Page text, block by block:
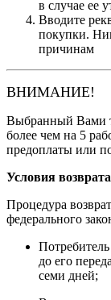
в случае ее
Вводите
покупки.
причинам
ВНИМАНИЕ!
Выбранный Вами
более чем на 5
предоплаты или
Условия
Процедура
федерального
до его
семи дней;